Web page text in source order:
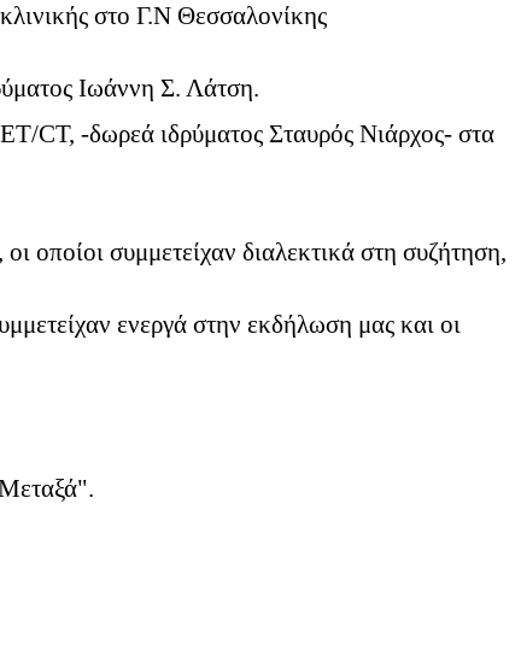
στο Γ.Ν Θεσσαλονίκης
Ιωάννη Σ. Λάτση.
CT, -δωρεά ιδρύματος Σταυρός Νιάρχος- στα
οποίοι συμμετείχαν διαλεκτικά στη συζήτηση,
ενεργά στην εκδήλωση μας και οι